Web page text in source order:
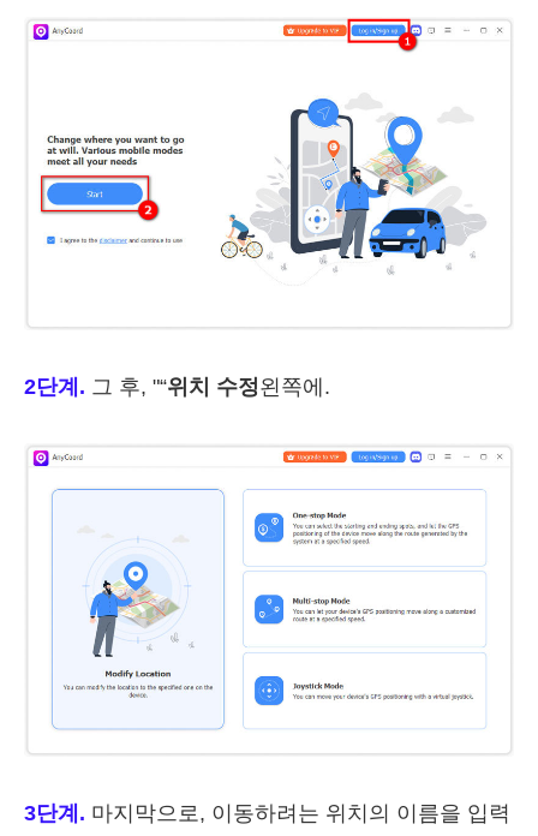
2단계. 그 후, "“위치 수정왼쪽에.
3단계. 마지막으로, 이동하려는 위치의 이름을 입력